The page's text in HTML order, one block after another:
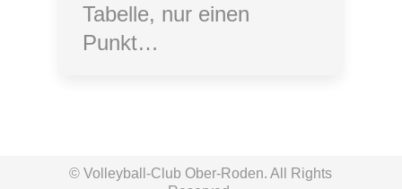
Tabelle, nur einen
Punkt…
© Volleyball-Club Ober-Roden. All Rights